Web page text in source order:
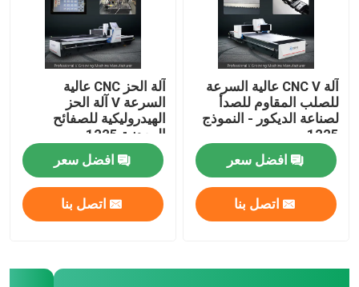
آلة CNC V عالية السرعة
للصلب المقاوم للصدأ
لصناعة الديكور - النموذج
1225
افضل سعر
اتصل بنا
آلة الحز CNC عالية
السرعة V آلة الحز
الهيدروليكية للصفائح
المعدنية 1225
افضل سعر
اتصل بنا